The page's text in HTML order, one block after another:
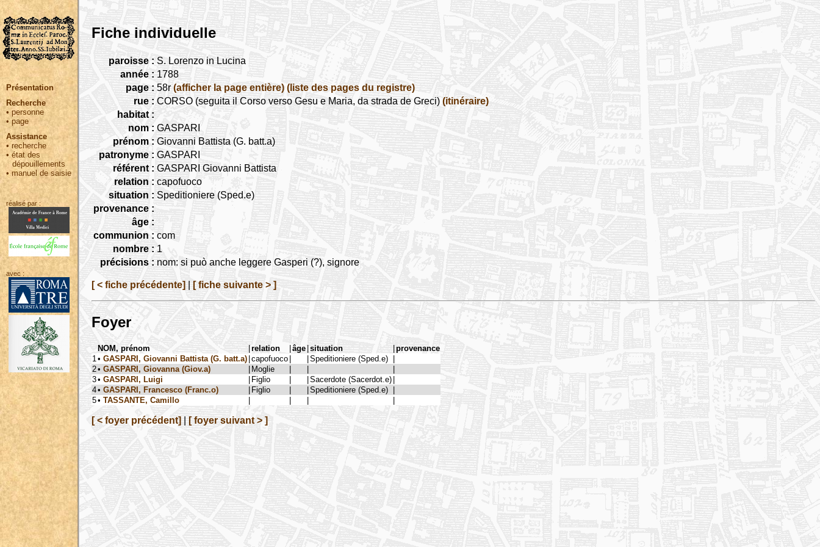
Présentation
Recherche
• personne
•page
Assistance
• recherche
•état des
dépouillements
•manuel de saisie
réalisé par :
avec :
Fiche individuelle
paroisse : S. Lorenzo in Lucina
année : 1788
page : 58r (afficher la page entière) (liste des pages du registre)
rue : CORSO (seguita il Corso verso Gesu e Maria, da strada de Greci) (itinéraire)
habitat :
nom : GASPARI
prénom : Giovanni Battista (G. batt.a)
patronyme : GASPARI
référent : GASPARI Giovanni Battista
relation : capofuoco
situation : Speditioniere (Sped.e)
provenance :
âge :
communion : com
nombre : 1
précisions : nom: si può anche leggere Gasperi (?), signore
[ < fiche précédente] [ fiche suivante > ]
Foyer
NOM, prénom |relation |âge |situation |provenance
1 • GASPARI, Giovanni Battista (G. batt.a) |capofuoco | |Speditioniere (Sped.e) |
2• GASPARI, Giovanna (Giov.a) | Moglie | |
|
3• GASPARI, Luigi | Figlio | |Sacerdote (Sacerdot.e) |
4• GASPARI, Francesco (Franc.o) | Figlio | |Speditioniere (Sped.e) |
5• TASSANTE, Camillo | | | |
[ < foyer précédent] [ foyer suivant > ]